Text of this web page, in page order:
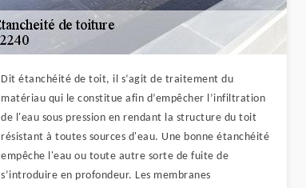
Dit étanchéité de toit, il s’agit de traitement du
matériau qui le constitue afin d’empêcher l’infiltration
de l'eau sous pression en rendant la structure du toit
résistant à toutes sources d'eau. Une bonne étanchéité
empêche l'eau ou toute autre sorte de fuite de
s’introduire en profondeur. Les membranes